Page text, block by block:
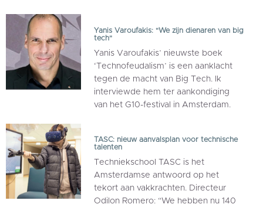
Yanis Varoufakis: "We zijn dienaren van big
tech"
Yanis Varoufakis’ nieuwste boek
‘Technofeudalism’ is een aanklacht
tegen de macht van Big Tech. Ik
interviewde hem ter aankondiging
van het G10-festival in Amsterdam.
TASC: nieuw aanvalsplan voor technische
talenten
Techniekschool TASC is het
Amsterdamse antwoord op het
tekort aan vakkrachten. Directeur
Odilon Romero: “We hebben nu 140